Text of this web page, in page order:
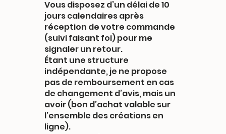
Vous disposez d’un délai de 10
jours calendaires après
réception de votre commande
(suivi faisant foi) pour me
signaler un retour.
Étant une structure
indépendante, je ne propose
pas de remboursement en cas
de changement d’avis, mais un
avoir (bon d’achat valable sur
l’ensemble des créations en
ligne).